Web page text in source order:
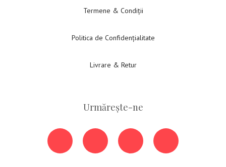
Termene & Condiții
Politica de Confidențialitate
Livrare & Retur
Urmărește-ne